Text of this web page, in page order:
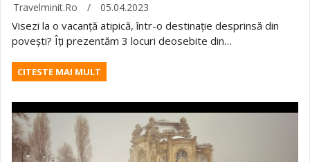
Travelminit.ro / 05.04.2023
Visezi la o vacanță atipică, într-o destinație desprinsă din
povești? Îți prezentăm 3 locuri deosebite din…
CITESTE MAI MULT